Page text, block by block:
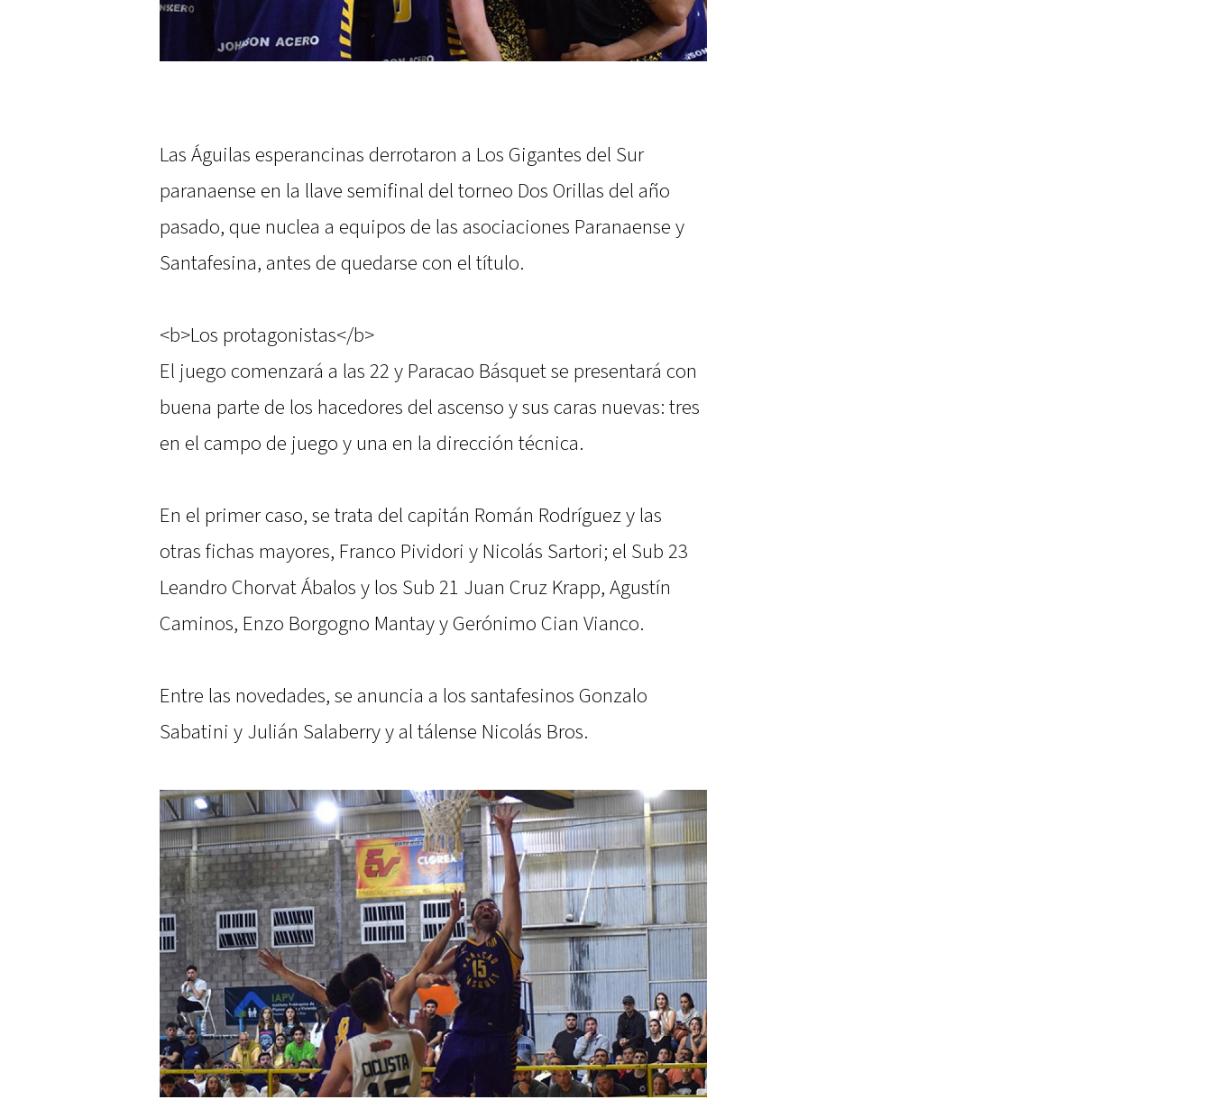
Las Águilas esperancinas derrotaron a Los Gigantes del Sur
paranaense en la llave semifinal del torneo Dos Orillas del año
pasado, que nuclea a equipos de las asociaciones Paranaense y
Santafesina, antes de quedarse con el título.
<b>Los protagonistas</b>
El juego comenzará a las 22 y Paracao Básquet se presentará con
buena parte de los hacedores del ascenso y sus caras nuevas: tres
en el campo de juego y una en la dirección técnica.
En el primer caso, se trata del capitán Román Rodríguez y las
otras fichas mayores, Franco Pividori y Nicolás Sartori; el Sub 23
Leandro Chorvat Ábalos y los Sub 21 Juan Cruz Krapp, Agustín
Caminos, Enzo Borgogno Mantay y Gerónimo Cian Vianco.
Entre las novedades, se anuncia a los santafesinos Gonzalo
Sabatini y Julián Salaberry y al tálense Nicolás Bros.